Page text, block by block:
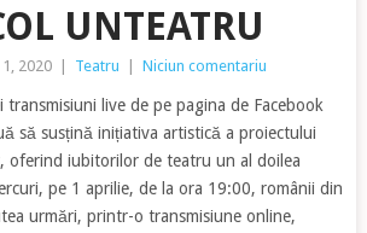
UNTEATRU
2020 Teatru Niciun comentariu
transmisiuni live de pe pagina de Facebook
să susțină inițiativa artistică a proiectului
oferind iubitorilor de teatru un al doilea
pe 1 aprilie, de la ora 19:00, românii din
urmări, printr-o transmisiune online,